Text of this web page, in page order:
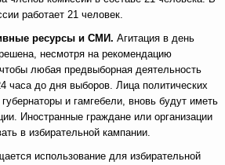
работает 21 человек.
ресурсы и СМИ. Агитация в день
несмотря на рекомендацию
любая предвыборная деятельность
часа до дня выборов. Лица политических
и гамгебели, вновь будут иметь
Иностранные граждане или организации
в избирательной кампании.
использование для избирательной